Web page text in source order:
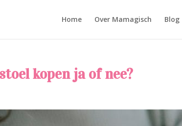
Home Over Mamagisch Blog
kopen ja of nee?